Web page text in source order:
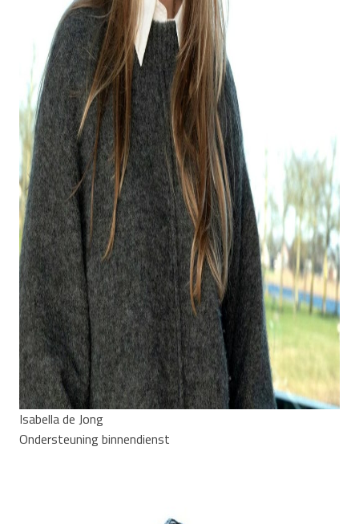
Isabella de Jong
Ondersteuning binnendienst